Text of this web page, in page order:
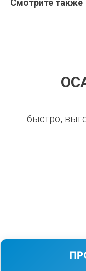
Смотрите также
быстро,